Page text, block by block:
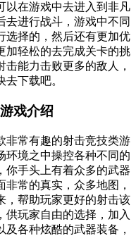
以在游戏中去进入到非凡
去进行战斗，游戏中不同
选择的，然后还有更加优
加轻松的去完成关卡的挑
能力击败更多的敌人，
下载吧。
戏介绍
非常有趣的射击竞技类游
环境之中操控各种不同的
你手头上有着众多的武器
常的真实，众多地图，
，帮助玩家更好的射击该
供玩家自由的选择，加入
各种炫酷的武器装备，